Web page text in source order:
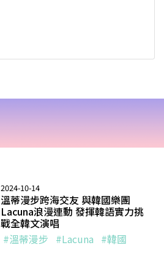
2024-10-14
溫蒂漫步跨海交友 與韓國樂團
Lacuna浪漫連動 發揮韓語實力挑
戰全韓文演唱
#溫蒂漫步 #Lacuna #韓國